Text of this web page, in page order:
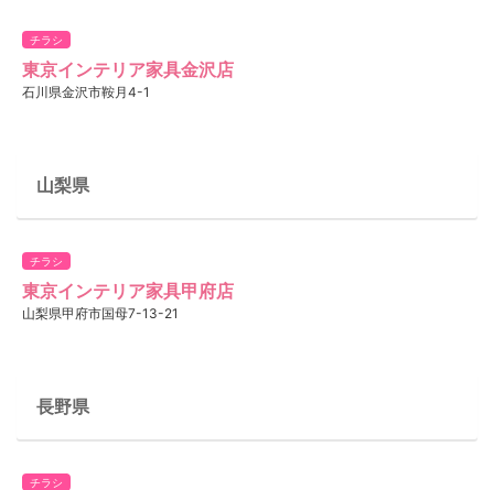
チラシ
東京インテリア家具金沢店
石川県金沢市鞍月4-1
山梨県
チラシ
東京インテリア家具甲府店
山梨県甲府市国母7-13-21
長野県
チラシ